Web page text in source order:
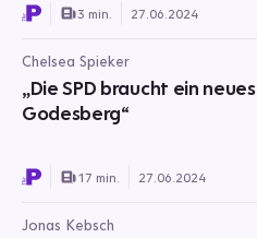
3 min. 27.06.2024
Chelsea Spieker
„Die SPD braucht ein neues
Godesberg“
17 min. 27.06.2024
Jonas Kebsch